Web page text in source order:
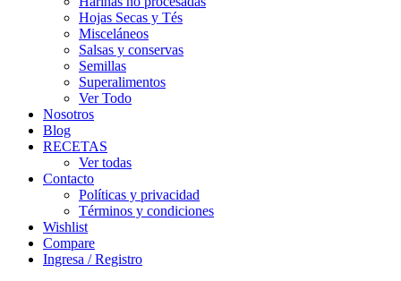
Hojas Secas y Tés
Misceláneos
Salsas y conservas
Semillas
Superalimentos
Ver Todo
Nosotros
Blog
RECETAS
Ver todas
Contacto
Políticas y privacidad
Términos y condiciones
Wishlist
Compare
Ingresa / Registro